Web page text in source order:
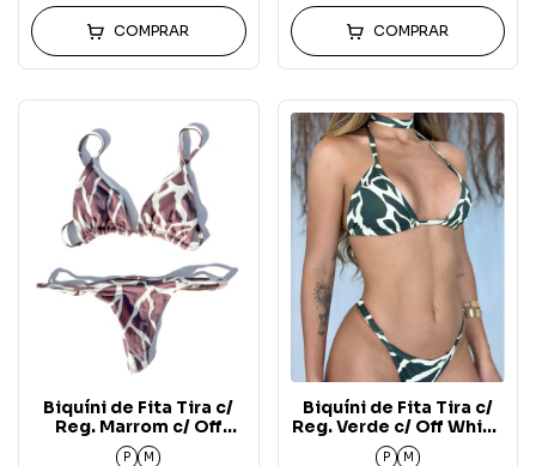
COMPRAR COMPRAR
Biquíni de Fita Tira c/
Reg. Marrom c/ Off
White Nature
P M
Biquíni de Fita Tira c/
Reg. Verde c/ Off White
Nature
P M